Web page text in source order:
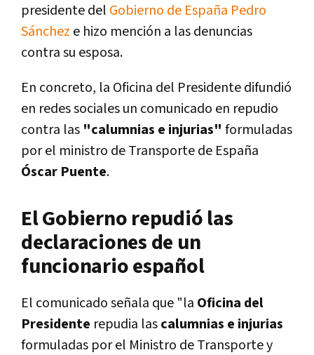
presidente del Gobierno de España Pedro
Sánchez e hizo mención a las denuncias
contra su esposa.
En concreto, la Oficina del Presidente difundió
en redes sociales un comunicado en repudio
contra las "calumnias e injurias" formuladas
por el ministro de Transporte de España
Óscar Puente.
El Gobierno repudió las
declaraciones de un
funcionario español
El comunicado señala que "la Oficina del
Presidente repudia lascalumnias e injurias
formuladas por el Ministro de Transporte y